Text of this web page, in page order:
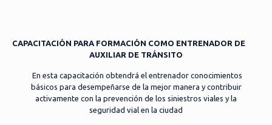
CAPACITACIÓN PARA FORMACIÓN COMO ENTRENADOR DE
AUXILIAR DE TRÁNSITO
En esta capacitación obtendrá el entrenador conocimientos
básicos para desempeñarse de la mejor manera y contribuir
activamente con la prevención de los siniestros viales y la
seguridad vial en la ciudad